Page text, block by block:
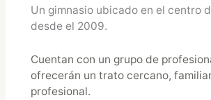
Un gimnasio ubicado en el centro
desde el 2009.
Cuentan con un grupo de
ofrecerán un trato cercano,
profesional.